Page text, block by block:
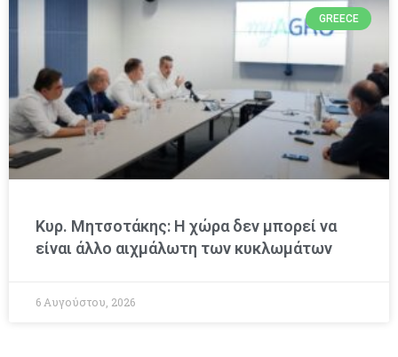
GREECE
Κυρ. Μητσοτάκης: Η χώρα δεν μπορεί να
είναι άλλο αιχμάλωτη των κυκλωμάτων
6 Αυγούστου, 2026